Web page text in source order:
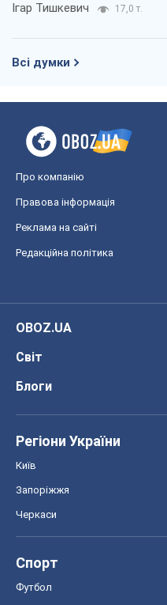
Ігар Тишкевич 17,0 т.
Всі думки
Про компанію
Правова інформація
Реклама на сайті
Редакційна політика
OBOZ.UA
Світ
Блоги
Регіони України
Київ
Запоріжжя
Черкаси
Спорт
Футбол